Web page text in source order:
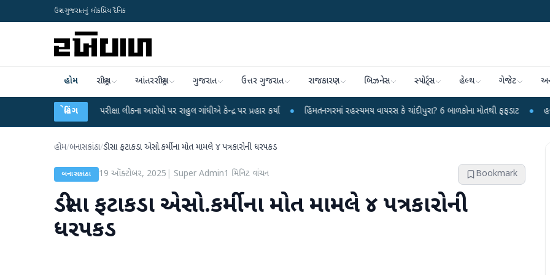
ઉત્તર ગુજરાતનું લોકપ્રિય દૈનિક
હોમ રાષ્ટ્રીય આંતરરાષ્ટ્રીય ગુજરાત ઉત્તર ગુજરાત રાજકારણ બિઝનેસ સ્પોર્ટ્સ હેલ્થ ગેજેટ
બ્રેકિંગ
UGC-NET પરીક્ષા લીકના આરોપો પર રાહુલ ગાંધીએ કેન્દ્ર પર પ્રહાર કર્યા ● હિંમતનગરમાં રહસ્યમય વાયરસ કે ચાંદીપુરા? 6 બાળકોના મોતથી ફફડાટ ● હવામાન વિભાગે
હોમ/બનાસકાંઠા/ડીસા ફટાકડા એસો.કર્મીના મોત મામલે ૪ પત્રકારોની ધરપકડ
બનાસકાંઠા 19 ઑક્ટોબર, 2025 Super Admin1 મિનિટ વાંચન Bookmark
ડીસા ફટાકડા એસો.કર્મીના મોત મામલે ૪ પત્રકારોની
ધરપકડ